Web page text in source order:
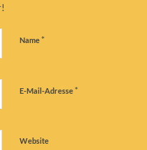
Name *
E-Mail-Adresse *
Website